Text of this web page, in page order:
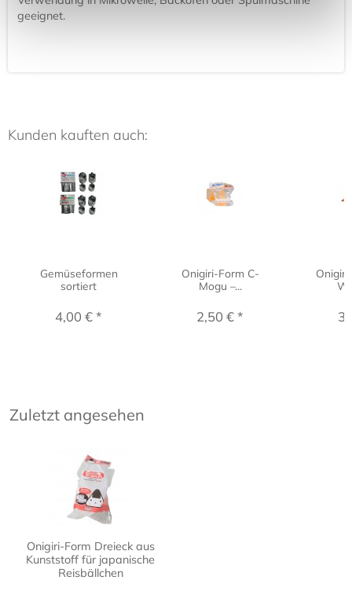
geeignet.
Kunden kauften auch:
Gemüseformen
sortiert
4,00 € *
Onigiri-Form C-
Mogu –...
2,50 € *
Zuletzt angesehen
Onigiri-Form Dreieck aus
Kunststoff für japanische
Reisbällchen